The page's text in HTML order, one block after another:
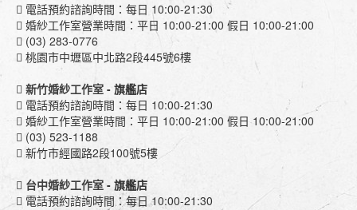
電話預約諮詢時間：每日 10:00-21:30
婚紗工作室營業時間：平日 10:00-21:00 假日 10:00-21:00
(03) 283-0776
桃園市中壢區中北路2段445號6樓
新竹婚紗工作室 - 旗艦店
電話預約諮詢時間：每日 10:00-21:30
婚紗工作室營業時間：平日 10:00-21:00 假日 10:00-21:00
(03) 523-1188
新竹市經國路2段100號5樓
台中婚紗工作室 - 旗艦店
電話預約諮詢時間：每日 10:00-21:30